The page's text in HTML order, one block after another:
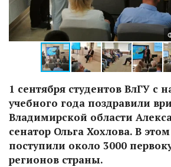
1 сентября студентов ВлГУ с
учебного года поздравили
Владимирской области
сенатор Ольга Хохлова. В
поступили около 3000
регионов страны.